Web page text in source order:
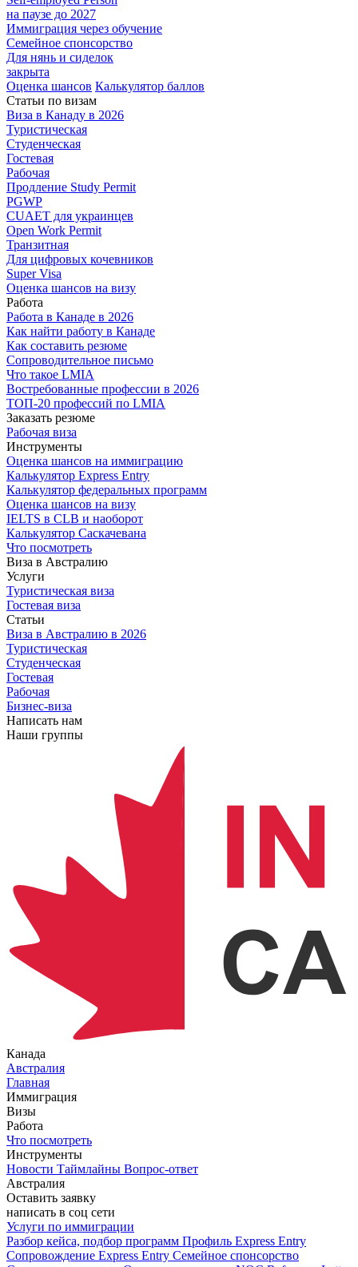
на паузе до 2027
Иммиграция через обучение
Семейное спонсорство
Для нянь и сиделок
закрыта
Оценка шансов Калькулятор баллов
Статьи по визам
Виза в Канаду в 2026
Туристическая
Студенческая
Гостевая
Рабочая
Продление Study Permit
PGWP
CUAET для украинцев
Open Work Permit
Транзитная
Для цифровых кочевников
Super Visa
Оценка шансов на визу
Работа
Работа в Канаде в 2026
Как найти работу в Канаде
Как составить резюме
Сопроводительное письмо
Что такое LMIA
Востребованные профессии в 2026
ТОП-20 профессий по LMIA
Заказать резюме
Рабочая виза
Инструменты
Оценка шансов на иммиграцию
Калькулятор Express Entry
Калькулятор федеральных программ
Оценка шансов на визу
IELTS в CLB и наоборот
Калькулятор Саскачевана
Что посмотреть
Виза в Австралию
Услуги
Туристическая виза
Гостевая виза
Статьи
Виза в Австралию в 2026
Туристическая
Студенческая
Гостевая
Рабочая
Бизнес-виза
Написать нам
Наши группы
Канада
Австралия
Главная
Иммиграция
Визы
Работа
Что посмотреть
Инструменты
Новости Таймлайны Вопрос-ответ
Австралия
Оставить заявку
написать в соц сети
Услуги по иммиграции
Разбор кейса, подбор программ Профиль Express Entry
Сопровождение Express Entry Семейное спонсорство